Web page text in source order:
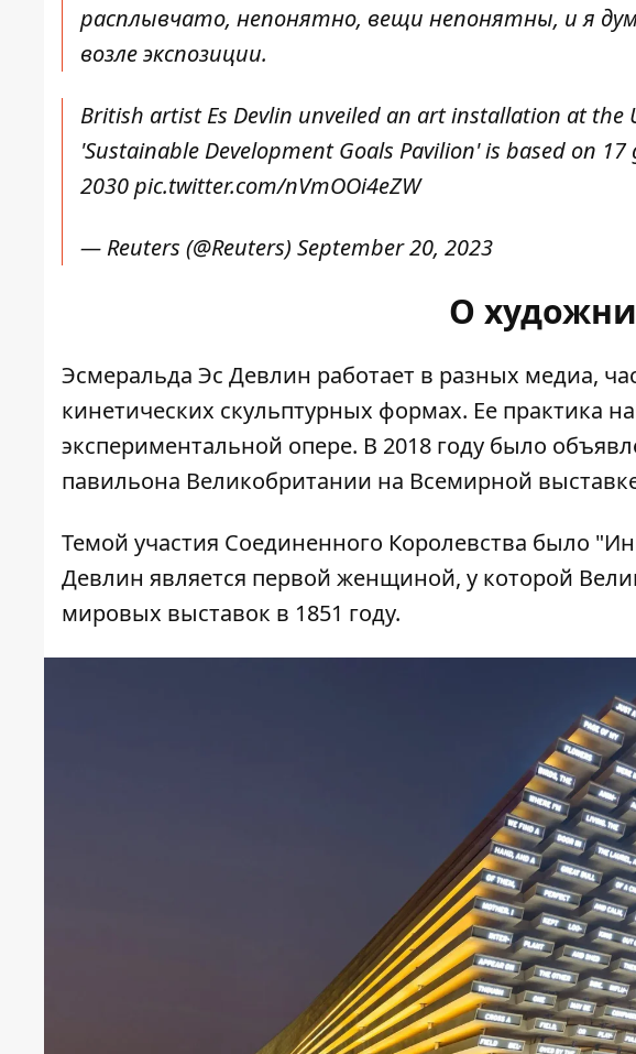
расплывчато, непонятно, вещи непонятны, и я
возле экспозиции.
British artist Es Devlin unveiled an art installation at the
'Sustainable Development Goals Pavilion' is based on
2030pic.twitter.com/nVmOOi4eZW
— Reuters (@Reuters) September 20, 2023
О
Эсмеральда Эс Девлин работает в разных медиа,
кинетических скульптурных формах. Ее практика
экспериментальной опере. В 2018 году было
павильона Великобритании на Всемирной
Темой участия Соединенного Королевства было
Девлин является первой женщиной, у которой
мировых выставок в 1851 году.